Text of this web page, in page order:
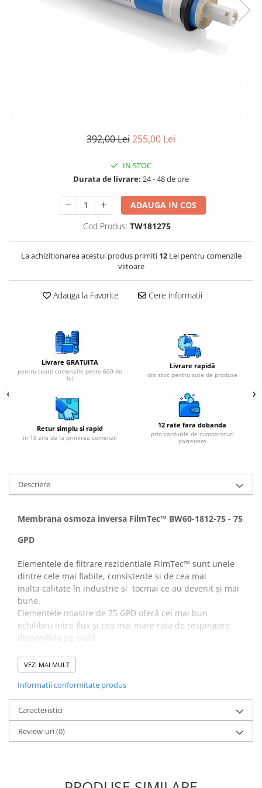
392,00 Lei255,00 Lei
IN STOC
Durata de livrare: 24 - 48 de ore
ADAUGA IN COS
Cod Produs: TW181275
La achizitionarea acestui produs primiti 12Lei pentru comenzile
viitoare
Adauga la Favorite Cere informatii
Livrare GRATUITA
pentru toate comenzile peste 600 de
lei
Livrare rapidă
din stoc pentru sute de produse
Retur simplu si rapid
in 15 zile de la primirea comenzii
12 rate fara dobanda
prin cardurile de cumparaturi
partenere
Descriere
Membrana osmoza inversa FilmTec™ BW60-1812-75 - 75
GPD
Elementele de filtrare rezidențiale FilmTec™ sunt unele
dintre cele mai fiabile, consistente și de cea mai
inalta calitate în industrie si tocmai ce au devenit și mai
bune.
Elementele noastre de 75 GPD oferă cel mai bun
echilibru intre flux și cea mai mare rata de respingere
disponibila pe piață.
Noua caracteristică FilmTec™ Residential Elements:
Noua membrană (BW60) este lider in industrie cu o
rata stabilizata de respingere a sarurilor de pana la
99%
Durate de viață și mai lungi pentru aplicații cu apă de
duritate mare
Pornire și mai rapidă pentru a ajunge la o respingere
Certificarea de siguranță NSF58
VEZI MAI MULT
Informatii conformitate produs
Caracteristici
Review-uri(0)